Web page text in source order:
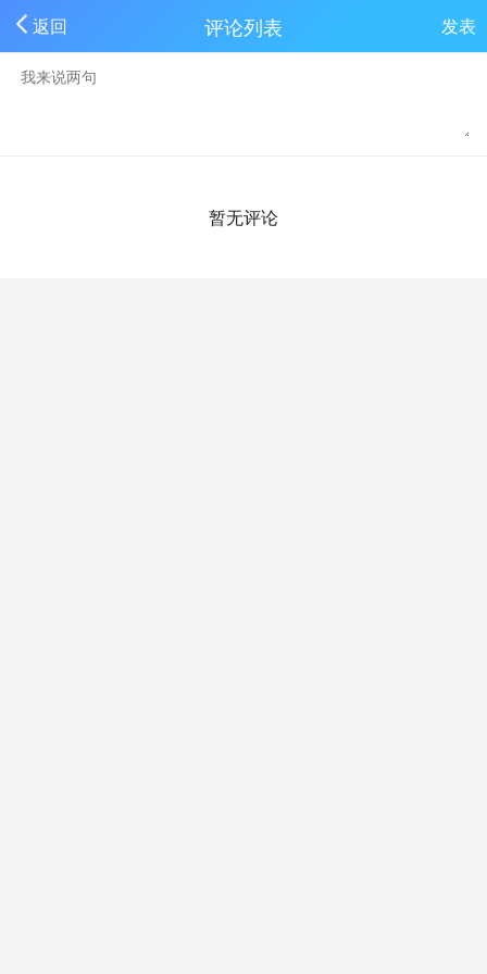
返回 评论列表 发表
暂无评论